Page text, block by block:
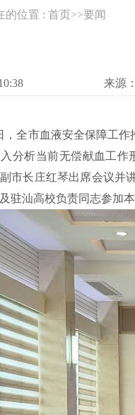
的位置 : 首页>>要闻
来源：
，全市血液安全保障工作
分析当前无偿献血工作
市长 庄红琴出席会议并
驻汕高校负责同志参加